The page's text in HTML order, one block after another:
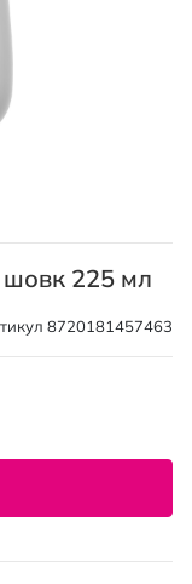
шовк 225 мл
8720181457463